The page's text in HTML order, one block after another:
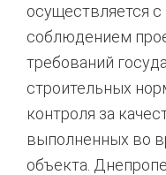
осуществляется
соблюдением
требований
строительных
контроля за
выполненных во
объекта.